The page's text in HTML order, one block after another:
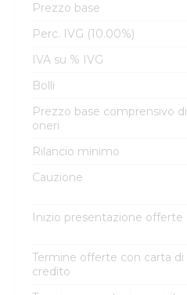
Prezzo base
Perc. IVG (10.00%)
IVA su % IVG
Bolli
Prezzo base comprensivo di
oneri
Rilancio minimo
Cauzione
Inizio presentazione offerte
Termine offerte con carta di
credito